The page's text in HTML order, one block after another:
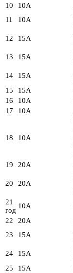
10
10А
11
10А
12
15А
13
15А
14
15А
15
15А
16
10А
17
10А
18 10А
19
20А
20 20А
21
год
10А
22
20А
23
15А
24
15А
25
15А